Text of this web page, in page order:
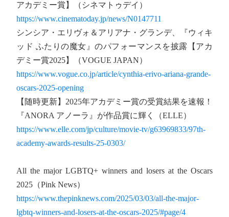
アカデミー賞】（シネマトゥデイ）
https://www.cinematoday.jp/news/N0147711
シンシア・エリヴォ＆アリアナ・グランデ、『ウィキ
ッド ふたりの魔女』のパフォーマンスを披露【アカ
デミー賞2025】（VOGUE JAPAN）
https://www.vogue.co.jp/article/cynthia-erivo-ariana-grande-
oscars-2025-opening
【随時更新】2025年アカデミー賞の受賞結果を速報！
『ANORA アノーラ』が作品賞に輝く（ELLE）
https://www.elle.com/jp/culture/movie-tv/g63969833/97th-
academy-awards-results-25-0303/
All the major LGBTQ+ winners and losers at the Oscars
2025（Pink News）
https://www.thepinknews.com/2025/03/03/all-the-major-
lgbtq-winners-and-losers-at-the-oscars-2025/#page/4